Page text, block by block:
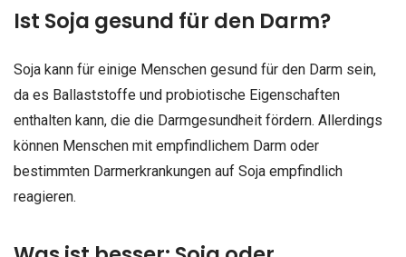
Ist Soja gesund für den Darm?
Soja kann für einige Menschen gesund für den Darm sein,
da es Ballaststoffe und probiotische Eigenschaften
enthalten kann, die die Darmgesundheit fördern. Allerdings
können Menschen mit empfindlichem Darm oder
bestimmten Darmerkrankungen auf Soja empfindlich
reagieren.